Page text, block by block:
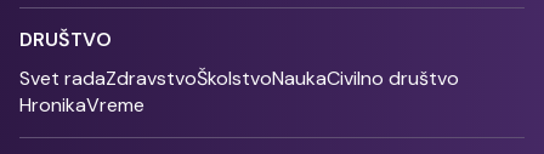
DRUŠTVO
Svet radaZdravstvoŠkolstvoNaukaCivilno društvo
HronikaVreme